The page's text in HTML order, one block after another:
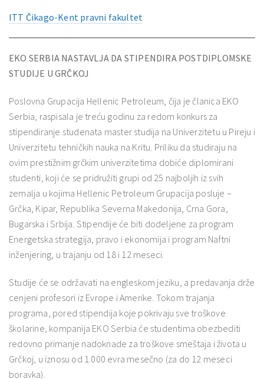
ITT Čikago-Kent pravni fakultet
EKO SERBIA NASTAVLJA DA STIPENDIRA POSTDIPLOMSKE
STUDIJE U GRČKOJ
Poslovna Grupacija Hellenic Petroleum, čija je članica EKO
Serbia, raspisala je treću godinu za redom konkurs za
stipendiranje studenata master studija na Univerzitetu u Pireju i
Univerzitetu tehničkih nauka na Kritu. Priliku da studiraju na
ovim prestižnim grčkim univerzitetima dobiće diplomirani
studenti, koji će se pridružiti grupi od 25 najboljih iz svih
zemalja u kojima Hellenic Petroleum Grupacija posluje –
Grčka, Kipar, Republika Severna Makedonija, Crna Gora,
Bugarska i Srbija. Stipendije će biti dodeljene za program
Energetska strategija, pravo i ekonomija i program Naftni
inženjering, u trajanju od 18 i 12 meseci.
Studije će se održavati na engleskom jeziku, a predavanja drže
cenjeni profesori iz Evrope i Amerike. Tokom trajanja
programa, pored stipendija koje pokrivaju sve troškove
školarine, kompanija EKO Serbia će studentima obezbediti
redovno primanje nadoknade za troškove smeštaja i života u
Grčkoj, u iznosu od 1.000 evra mesečno (za do 12 meseci
boravka).